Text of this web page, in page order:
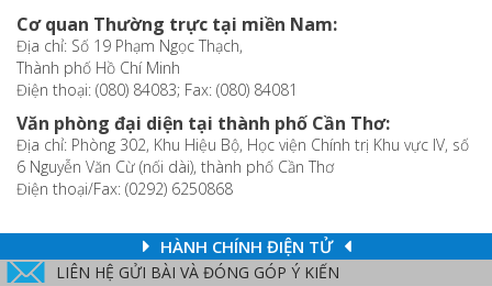
Cơ quan Thường trực tại miền Nam:
Địa chỉ: Số 19 Phạm Ngọc Thạch,
Thành phố Hồ Chí Minh
Điện thoại: (080) 84083; Fax: (080) 84081
Văn phòng đại diện tại thành phố Cần Thơ:
Địa chỉ: Phòng 302, Khu Hiệu Bộ, Học viện Chính trị Khu vực IV, số
6 Nguyễn Văn Cừ (nối dài), thành phố Cần Thơ
Điện thoại/Fax: (0292) 6250868
HÀNH CHÍNH ĐIỆN TỬ
LIÊN HỆ GỬI BÀI VÀ ĐÓNG GÓP Ý KIẾN